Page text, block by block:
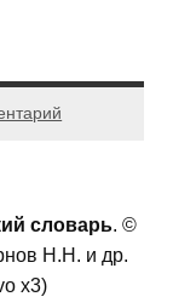
словарь. ©
Н.Н. и др.
x3)